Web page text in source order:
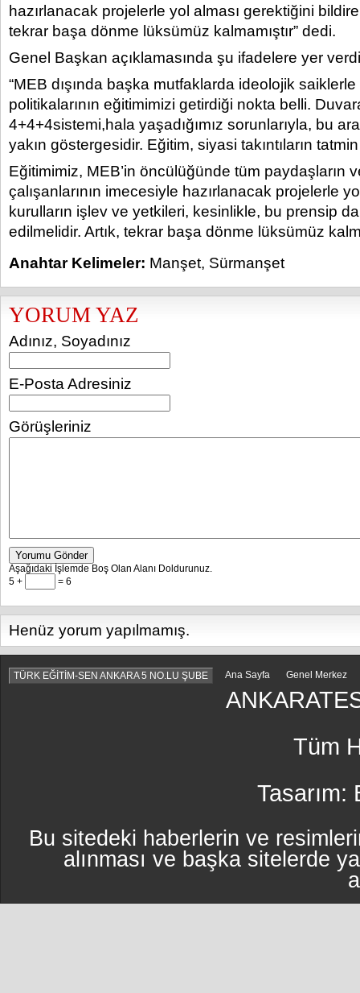
hazırlanacak projelerle yol alması gerektiğini
tekrar başa dönme lüksümüz kalmamıştır” dedi.
Genel Başkan açıklamasında şu ifadelere yer
“MEB dışında başka mutfaklarda ideolojik
politikalarının eğitimimizi getirdiği nokta belli.
4+4+4sistemi,hala yaşadığımız sorunlarıyla, bu
yakın göstergesidir. Eğitim, siyasi takıntıların
Eğitimimiz, MEB’in öncülüğünde tüm paydaşların
çalışanlarının imecesiyle hazırlanacak projelerle
kurulların işlev ve yetkileri, kesinlikle, bu prensip
edilmelidir. Artık, tekrar başa dönme lüksümüz
Anahtar Kelimeler: Manşet, Sürmanşet
YORUM YAZ
Adınız, Soyadınız
E-Posta Adresiniz
Görüşleriniz
Yorumu Gönder
Aşağıdaki İşlemde Boş Olan Alanı Doldurunuz.
5 +
= 6
Henüz yorum yapılmamış.
TÜRK EĞİTİM-SEN ANKARA 5 NO.LU ŞUBE Ana Sayfa Genel Merkez
Tüm
Tasarım:
Bu sitedeki haberlerin ve
alınması ve başka sitelerde